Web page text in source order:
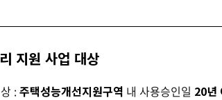
지원 사업 대상
: 주택성능개선지원구역 내 사용승인일 20년